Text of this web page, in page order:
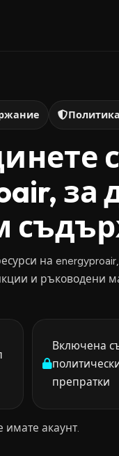
за
на
и ръководени
Включена
препратки
имате акаунт.